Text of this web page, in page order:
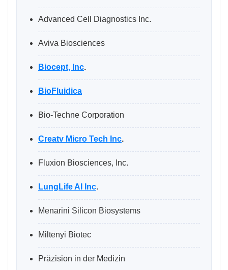
Advanced Cell Diagnostics Inc.
Aviva Biosciences
Biocept, Inc.
BioFluidica
Bio-Techne Corporation
Creatv Micro Tech Inc.
Fluxion Biosciences, Inc.
LungLife AI Inc.
Menarini Silicon Biosystems
Miltenyi Biotec
Präzision in der Medizin